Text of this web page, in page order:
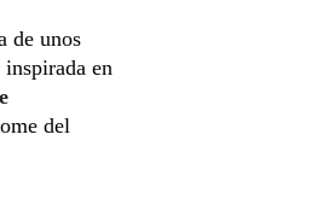
de unos
en
del